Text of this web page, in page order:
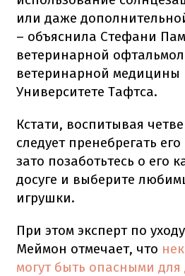
или даже
– объяснила Стефани
ветеринарной
ветеринарной медицины
Университете Тафтса.
Кстати, воспитывая
следует пренебрегать
зато позаботьтесь о его
досуге и выберите
игрушки.
При этом эксперт по
Меймон отмечает, что
могут быть опасными